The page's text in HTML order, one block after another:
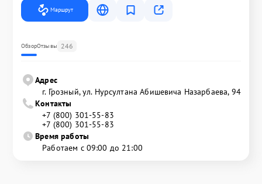
Маршрут
ОбзорОтзывы 246
Адрес
г. Грозный, ул. Нурсултана Абишевича Назарбаева, 94
Контакты
+7 (800) 301-55-83
+7 (800) 301-55-83
Время работы
Работаем с 09:00 до 21:00